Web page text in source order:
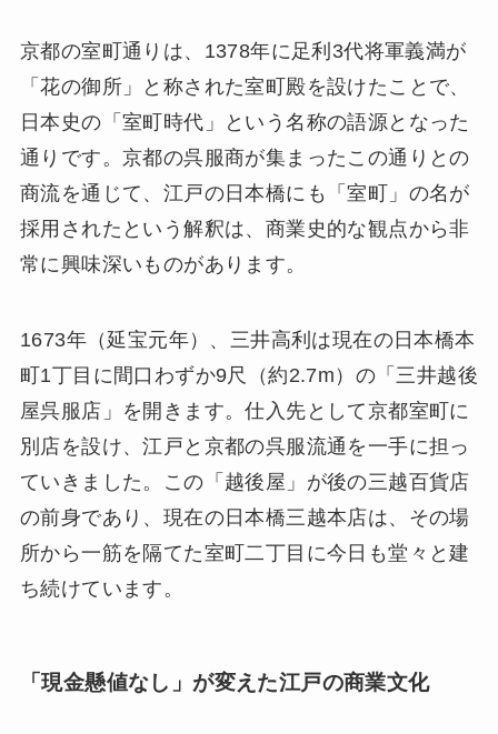
京都の室町通りは、1378年に足利3代将軍義満が
「花の御所」と称された室町殿を設けたことで、
日本史の「室町時代」という名称の語源となった
通りです。京都の呉服商が集まったこの通りとの
商流を通じて、江戸の日本橋にも「室町」の名が
採用されたという解釈は、商業史的な観点から非
常に興味深いものがあります。
1673年（延宝元年）、三井高利は現在の日本橋本
町1丁目に間口わずか9尺（約2.7m）の「三井越後
屋呉服店」を開きます。仕入先として京都室町に
別店を設け、江戸と京都の呉服流通を一手に担っ
ていきました。この「越後屋」が後の三越百貨店
の前身であり、現在の日本橋三越本店は、その場
所から一筋を隔てた室町二丁目に今日も堂々と建
ち続けています。
「現金懸値なし」が変えた江戸の商業文化